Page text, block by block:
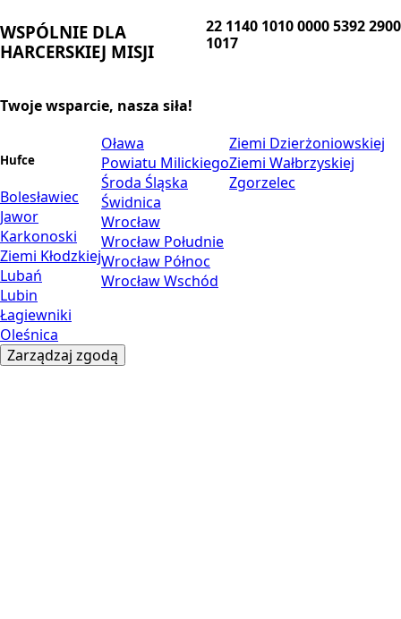
WSPÓLNIE DLA
HARCERSKIEJ MISJI
Twoje wsparcie, nasza siła!
22 1140 1010 0000 5392 2900
1017
Hufce
Bolesławiec
Jawor
Karkonoski
Ziemi Kłodzkiej
Lubań
Lubin
Łagiewniki
Oleśnica
Oława
Powiatu Milickiego
Środa Śląska
Świdnica
Wrocław
Wrocław Południe
Wrocław Północ
Wrocław Wschód
Ziemi Dzierżoniowskiej
Ziemi Wałbrzyskiej
Zgorzelec
Zarządzaj zgodą